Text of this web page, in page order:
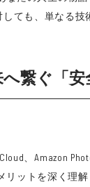
ても、単なる
へ繋ぐ「
、Amazon
ットを深く理